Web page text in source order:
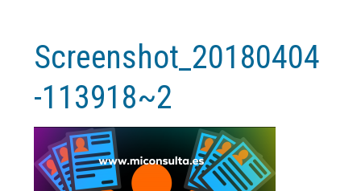
Screenshot_20180404
-113918~2